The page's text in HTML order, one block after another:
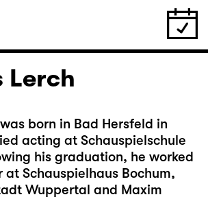
Lerch
born in Bad Hersfeld in
acting at Schauspielschule
his graduation, he worked
at Schauspielhaus Bochum,
Wuppertal and Maxim